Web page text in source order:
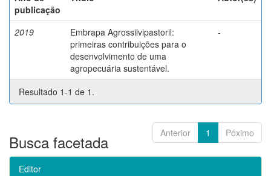
publicação
2019
Embrapa Agrossilvipastoril:
primeiras contribuições para o
desenvolvimento de uma
agropecuária sustentável.
-
Resultado 1-1 de 1.
Anterior 1 Póximo
Busca facetada
Editor